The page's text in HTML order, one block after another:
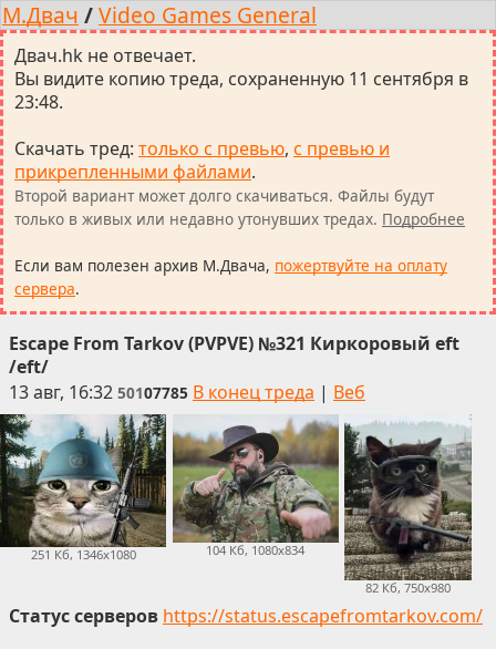
М.Двач /Video Games General
Двач.hk не отвечает.
Вы видите копию треда, сохраненную 11 сентября в
23:48.
Скачать тред: только с превью, с превью и
прикрепленными файлами.
Второй вариант может долго скачиваться. Файлы будут
только в живых или недавно утонувших тредах. Подробнее
Если вам полезен архив М.Двача, пожертвуйте на оплату
сервера.
Escape From Tarkov (PVPVE) №321 Киркоровый eft
/eft/
13 авг, 16:32 50107785 В конец треда | Веб
251 Кб, 1346x1080 104 Кб, 1080x834
82 Кб, 750x980
Статус серверов https://status.escapefromtarkov.com/